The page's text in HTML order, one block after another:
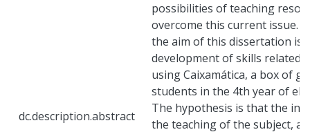
dc.description.abstract
possibilities of teaching
overcome this current issue.
the aim of this dissertation is
development of skills related
using Caixamática, a box of
students in the 4th year of
The hypothesis is that the
the teaching of the subject,